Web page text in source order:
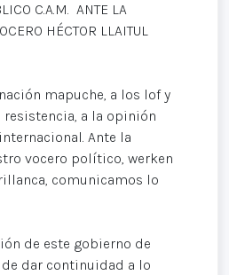
C.A.M. ANTE LA
HÉCTOR LLAITUL
mapuche, a los lof y
resistencia, a la opinión
Ante la
vocero político, werken
comunicamos lo
de este gobierno de
dar continuidad a lo